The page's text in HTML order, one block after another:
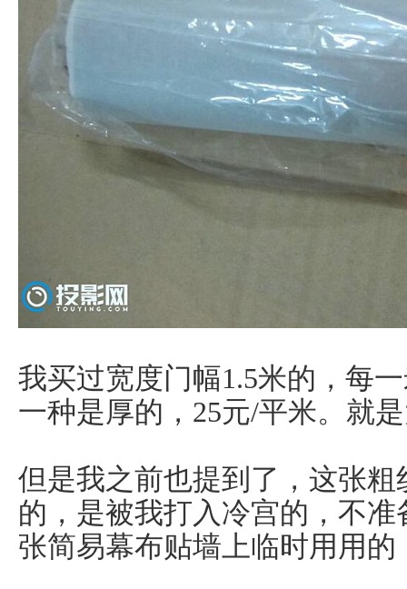
我买过宽度门幅1.5米的，每
一种是厚的，25元/平米。就
但是我之前也提到了，这张
的，是被我打入冷宫的，不
张简易幕布贴墙上临时用用